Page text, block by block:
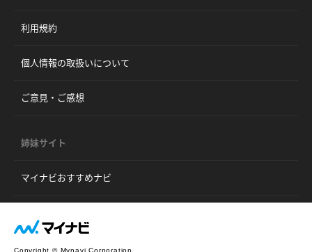
利用規約
個人情報の取扱いについて
ご意見・ご感想
姉妹サイト
マイナビおすすめナビ
Copyright © Mynavi Corporation